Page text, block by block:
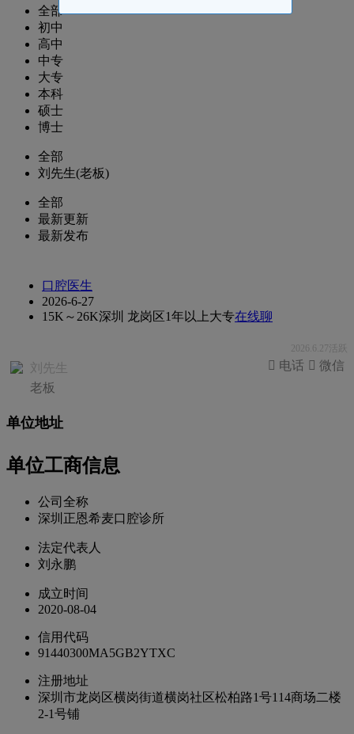
全部
初中
高中
中专
大专
本科
硕士
博士
全部
刘先生(老板)
全部
最新更新
最新发布
口腔医生
2026-6-27
15K～26K深圳 龙岗区1年以上大专在线聊
2026.6.27活跃
刘先生
老板
 微信
 电话
单位地址
单位工商信息
公司全称
深圳正恩希麦口腔诊所
法定代表人
刘永鹏
成立时间
2020-08-04
信用代码
91440300MA5GB2YTXC
注册地址
深圳市龙岗区横岗街道横岗社区松柏路1号114商场二楼
2-1号铺